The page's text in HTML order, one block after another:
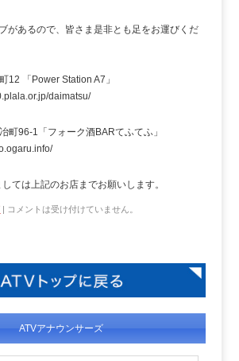
があるので、皆さま是非とも足をお運びくだ
12 「Power Station A7」
daimatsu/
町96-1「フォーク酒BARてふてふ」
ては上記のお店までお願いします。
| コメントは受け付けていません。
ATVアナウンサーズ